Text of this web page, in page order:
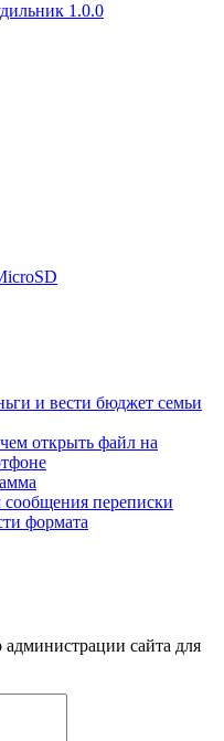
1.0.0
и вести бюджет семьи
открыть файл на
сообщения переписки
формата
сайта для